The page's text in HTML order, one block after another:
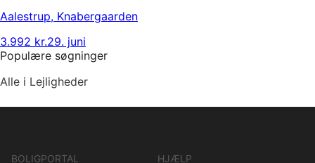
Aalestrup, Knabergaarden
3.992 kr.29. juni
Populære søgninger
Alle i Lejligheder
BOLIGPORTAL
HJÆLP